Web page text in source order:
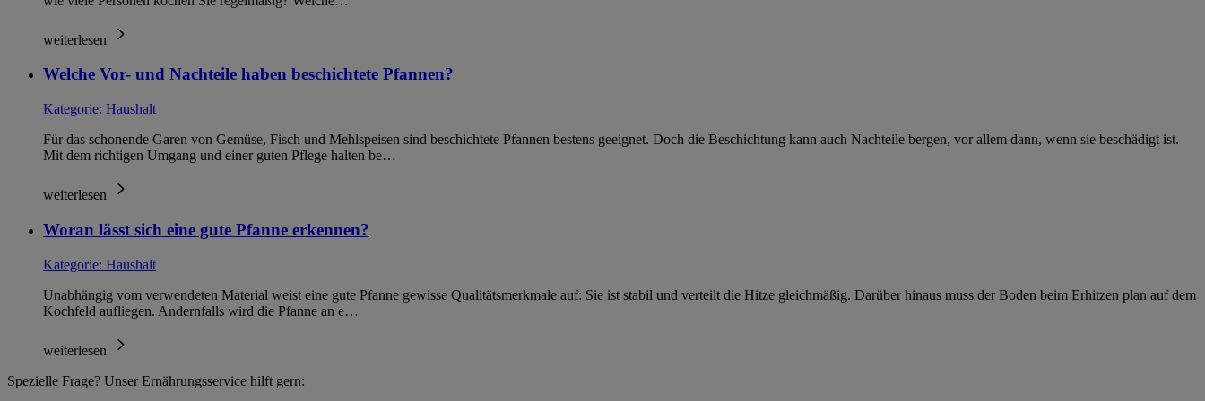
weiterlesen
Welche Vor- und Nachteile haben beschichtete Pfannen?
Kategorie: Haushalt
Für das schonende Garen von Gemüse, Fisch und Mehlspeisen sind beschichtete Pfannen bestens geeignet. Doch die Beschichtung kann auch Nachteile bergen, vor allem dann, wenn sie beschädigt ist.
Mit dem richtigen Umgang und einer guten Pflege halten be…
weiterlesen
Woran lässt sich eine gute Pfanne erkennen?
Kategorie: Haushalt
Unabhängig vom verwendeten Material weist eine gute Pfanne gewisse Qualitätsmerkmale auf: Sie ist stabil und verteilt die Hitze gleichmäßig. Darüber hinaus muss der Boden beim Erhitzen plan auf dem
Kochfeld aufliegen. Andernfalls wird die Pfanne an e…
weiterlesen
Spezielle Frage? Unser Ernährungsservice hilft gern: